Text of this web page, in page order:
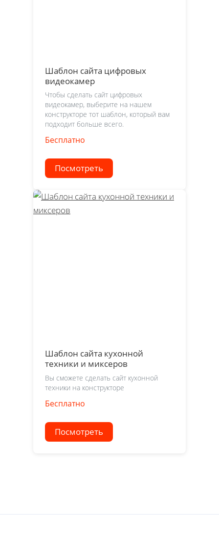
Шаблон сайта цифровых
видеокамер
Чтобы сделать сайт цифровых
видеокамер, выберите на нашем
конструкторе тот шаблон, который вам
подходит больше всего.
Бесплатно
Посмотреть
Шаблон сайта кухонной
техники и миксеров
Вы сможете сделать сайт кухонной
техники на конструкторе
Бесплатно
Посмотреть